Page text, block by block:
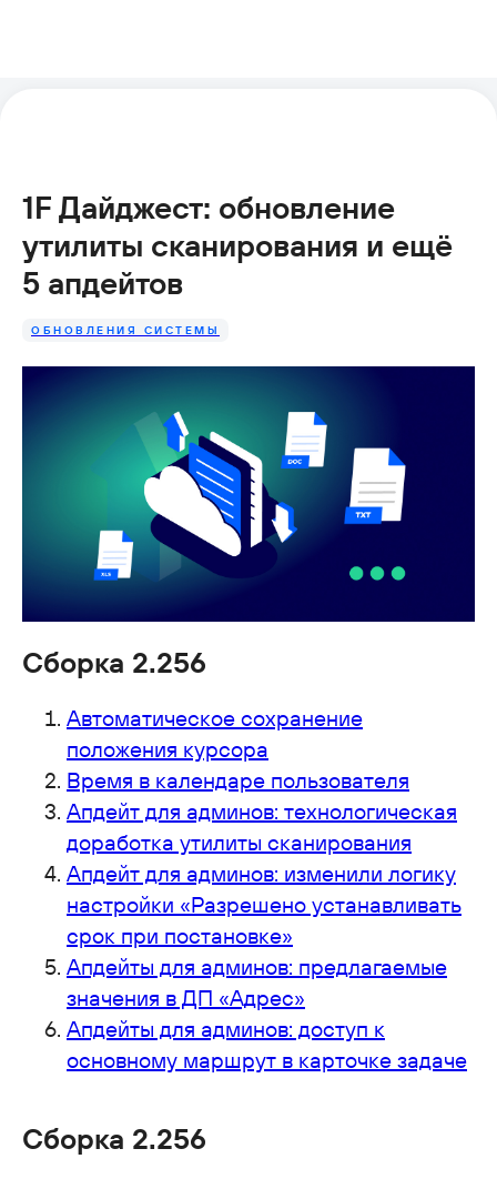
1F Дайджест: обновление
утилиты сканирования и ещё
5 апдейтов
ОБНОВЛЕНИЯ СИСТЕМЫ
Сборка 2.256
Автоматическое сохранение
положения курсора
Время в календаре пользователя
Апдейт для админов: технологическая
доработка утилиты сканирования
Апдейт для админов: изменили логику
настройки «Разрешено устанавливать
срок при постановке»
Апдейты для админов: предлагаемые
значения в ДП «Адрес»
Апдейты для админов: доступ к
основному маршрут в карточке задаче
Сборка 2.256